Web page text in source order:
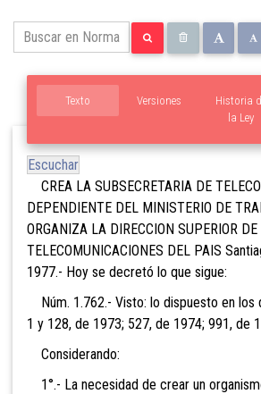
Texto Versiones
Historia
la Ley
Escuchar
CREA LA SUBSECRETARIA DE
DEPENDIENTE DEL MINISTERIO DE
ORGANIZA LA DIRECCION SUPERIOR
TELECOMUNICACIONES DEL PAIS
1977.- Hoy se decretó lo que sigue:
Núm. 1.762.- Visto: lo dispuesto en los
1 y 128, de 1973; 527, de 1974; 991, de
Considerando:
1°.- La necesidad de crear un